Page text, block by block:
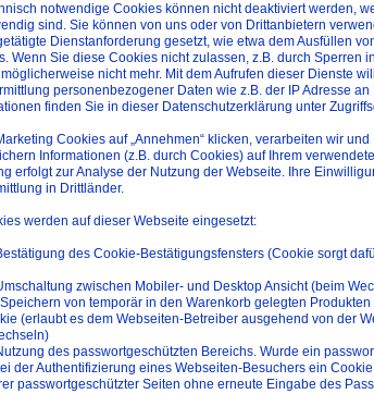
notwendige Cookies können nicht deaktiviert werden,
sind. Sie können von uns oder von Drittanbietern
Dienstanforderung gesetzt, wie etwa dem Ausfüllen
Wenn Sie diese Cookies nicht zulassen, z.B. durch Sperren
nicht mehr. Mit dem Aufrufen dieser Dienste
personenbezogener Daten wie z.B. der IP Adresse
finden Sie in dieser Datenschutzerklärung unter
Cookies auf „Annehmen“ klicken, verarbeiten wir
Informationen (z.B. durch Cookies) auf Ihrem
erfolgt zur Analyse der Nutzung der Webseite. Ihre
in Drittländer.
werden auf dieser Webseite eingesetzt:
des Cookie-Bestätigungsfensters (Cookie sorgt
zwischen Mobiler- und Desktop Ansicht (beim
von temporär in den Warenkorb gelegten
(erlaubt es dem Webseiten-Betreiber ausgehend von der
des passwortgeschützten Bereichs. Wurde ein
der Authentifizierung eines Webseiten-Besuchers ein
passwortgeschützter Seiten ohne erneute Eingabe des